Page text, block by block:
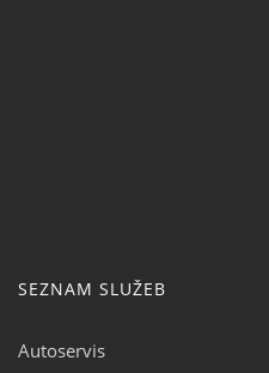
SEZNAM SLUŽEB
Autoservis